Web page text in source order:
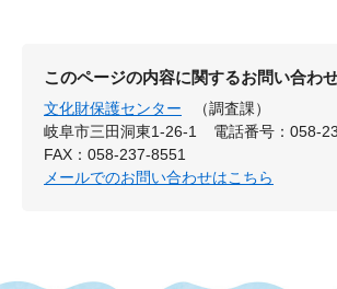
このページの内容に関するお問い合わ
文化財保護センター
（調査課）
岐阜市三田洞東1-26-1
電話番号：058-
FAX：058-237-8551
メールでのお問い合わせはこちら